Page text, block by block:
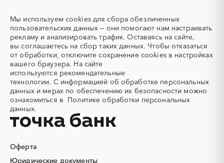
Акварель
Аквариумы
Аккумуляторы
Алкогольная продукция
Алмазное бурение
Алмазная резка
Алюминиевые
конструкции
Алюминиевые профили
Алюминий
Аммоний
Ангар
Антенны
Антискалант
Антрацит
Аппараты воздушного
охлаждения
Аренда погрузчика
Рязанская область
Самарская область
Саратовская область
Сахалинская область
Свердловская область
Северная Осетия - Алания
Смоленская область
Ставропольский край
Тамбовская область
Татарстан
Тверская область
Томская область
Тульская область
Тыва
Тюменская область
Ульяновская область
Челябинская область
Оферта
Юридические документы
Мы используем cookies для сбора обезличенных
пользовательских данных — они помогают нам настраивать
рекламу и анализировать трафик. Оставаясь на сайте,
вы соглашаетесь на сбор таких данных. Чтобы отказаться
от обработки, отключите сохранение cookies в настройках
вашего браузера. На сайте
используются рекомендательные
технологии. С информацией об обработке персональных
данных и мерах по обеспечению их безопасности можно
ознакомиться в Политике обработки персональных
данных.